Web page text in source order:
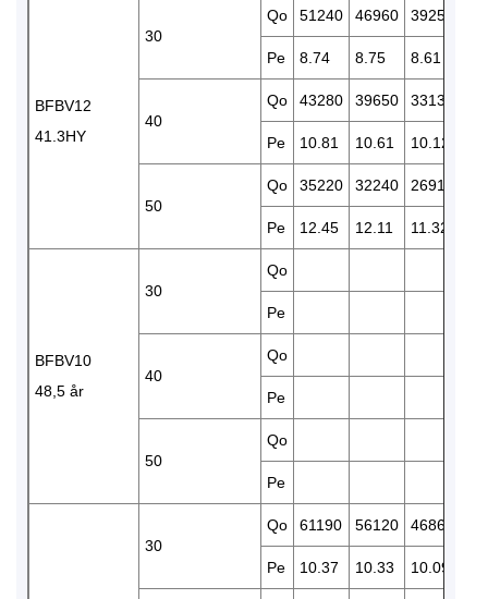
BFBV12
41.3HY
30
Qo 51240 46960 39250
Pe 8.74 8.75 8.61
40
Qo 43280 39650 33130
Pe 10.81 10.61 10.12
50
Qo 35220 32240 26910
Pe 12.45 12.11 11.32
BFBV10
48,5 år
30
Qo
Pe
40
Qo
Pe
50
Qo
Pe
30
Qo 61190 56120 46860
Pe 10.37 10.33 10.09